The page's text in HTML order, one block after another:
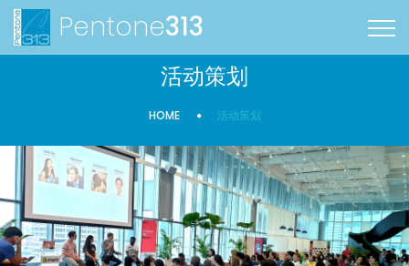
Pentone313
活动策划
HOME 活动策划